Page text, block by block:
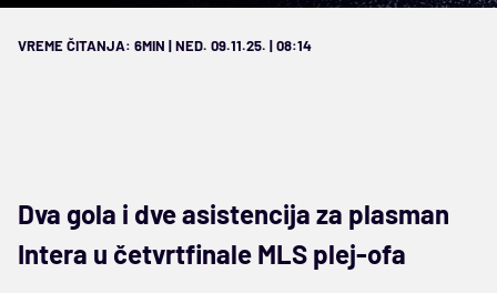
VREME ČITANJA: 6MIN | NED. 09.11.25. | 08:14
Dva gola i dve asistencija za plasman
Intera u četvrtfinale MLS plej-ofa